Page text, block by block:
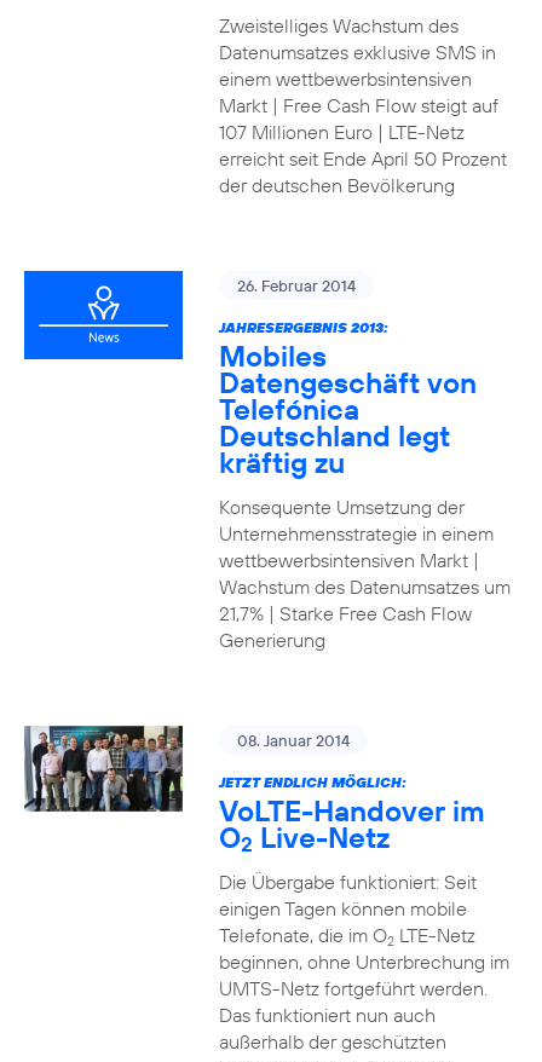
Zweistelliges Wachstum des
Datenumsatzes exklusive SMS in
einem wettbewerbsintensiven
Markt | Free Cash Flow steigt auf
107 Millionen Euro | LTE-Netz
erreicht seit Ende April 50 Prozent
der deutschen Bevölkerung
26. Februar 2014
JAHRESERGEBNIS 2013:
Mobiles
Datengeschäft von
Telefónica
Deutschland legt
kräftig zu
Konsequente Umsetzung der
Unternehmensstrategie in einem
wettbewerbsintensiven Markt |
Wachstum des Datenumsatzes um
21,7% | Starke Free Cash Flow
Generierung
08. Januar 2014
JETZT ENDLICH MÖGLICH:
VoLTE-Handover im
O2 Live-Netz
Die Übergabe funktioniert: Seit
einigen Tagen können mobile
Telefonate, die im O2LTE-Netz
beginnen, ohne Unterbrechung im
UMTS-Netz fortgeführt werden.
Das funktioniert nun auch
außerhalb der geschützten